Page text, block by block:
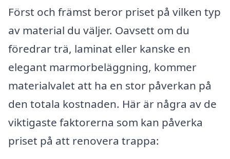
Först och främst beror priset på vilken typ
av material du väljer. Oavsett om du
föredrar trä, laminat eller kanske en
elegant marmorbeläggning, kommer
materialvalet att ha en stor påverkan på
den totala kostnaden. Här är några av de
viktigaste faktorerna som kan påverka
priset på att renovera trappa: